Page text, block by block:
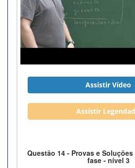
Assistir Vídeo
Assistir
Questão 14 - Provas e Soluções
fase - nível 3